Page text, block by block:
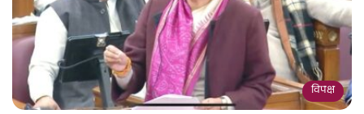
विपक्ष